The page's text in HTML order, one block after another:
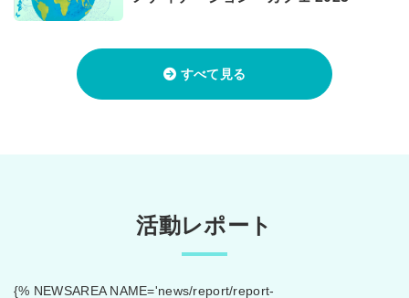
すべて見る
活動レポート
{% NEWSAREA NAME='news/report/report-